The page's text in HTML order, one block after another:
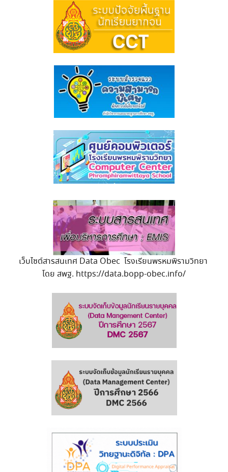
เว็บไซต์สารสนเทศ Data Obec โรงเรียนพรหมพิรามวิทยา
โดย สพฐ. https://data.bopp-obec.info/